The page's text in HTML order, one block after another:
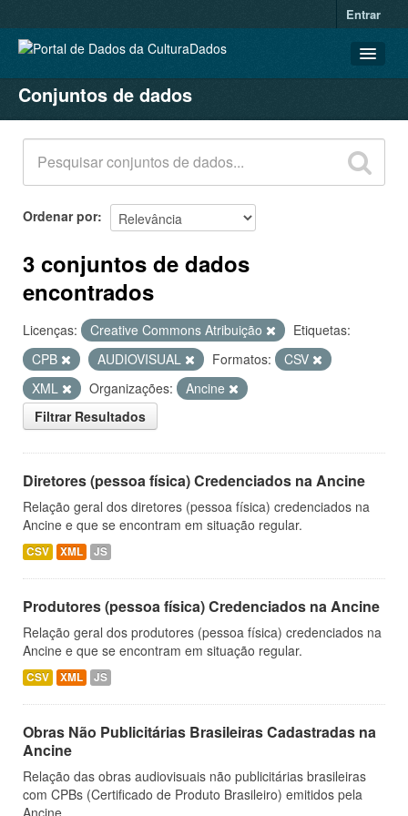
Entrar
CONJUNTOS DE DADOS
ORGANIZAÇÕES
GRUPOS
SOBRE
Conjuntos de dados
Ordenar por
3 conjuntos de dados
encontrados
Licenças: Creative Commons Atribuição
Etiquetas:
CPB
AUDIOVISUAL Formatos:
CSV
XML
Organizações:
Ancine
Filtrar Resultados
Diretores (pessoa física) Credenciados na Ancine
Relação geral dos diretores (pessoa física) credenciados na
Ancine e que se encontram em situação regular.
CSV XML JS
Produtores (pessoa física) Credenciados na Ancine
Relação geral dos produtores (pessoa física) credenciados na
Ancine e que se encontram em situação regular.
CSV XML JS
Obras Não Publicitárias Brasileiras Cadastradas na
Ancine
Relação das obras audiovisuais não publicitárias brasileiras
com CPBs (Certificado de Produto Brasileiro) emitidos pela
Ancine.